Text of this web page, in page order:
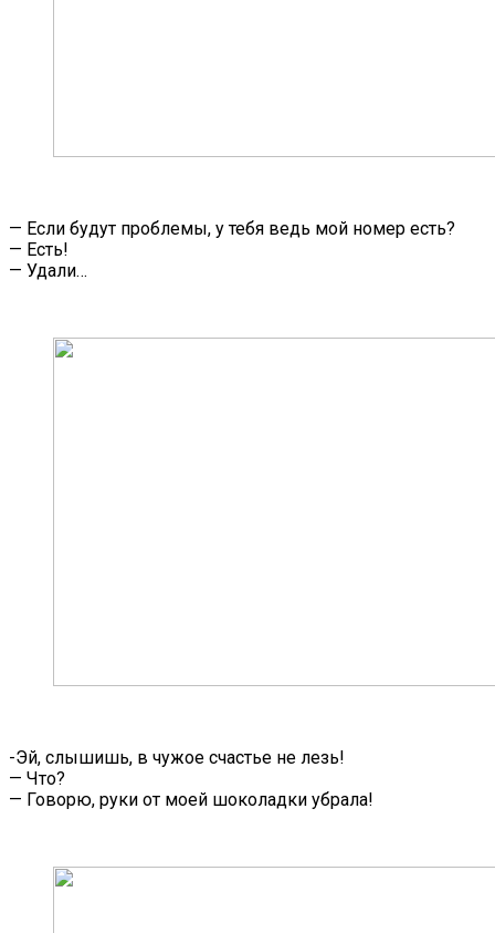
— Если будут проблемы, у тебя ведь мой номер есть?
— Есть!
— Удали…
-Эй, слышишь, в чужое счастье не лезь!
— Что?
— Говорю, руки от моей шоколадки убрала!